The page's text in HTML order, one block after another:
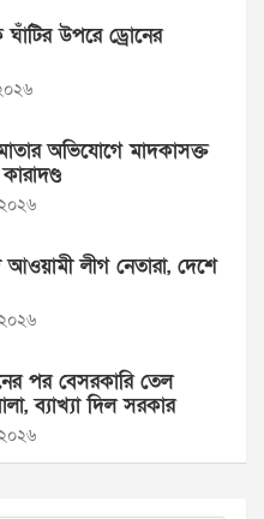
ঘাঁটির উপরে ড্রোনের
অভিযোগে মাদকাসক্ত
আওয়ামী লীগ নেতারা, দেশে
পর বেসরকারি তেল
ব্যাখ্যা দিল সরকার